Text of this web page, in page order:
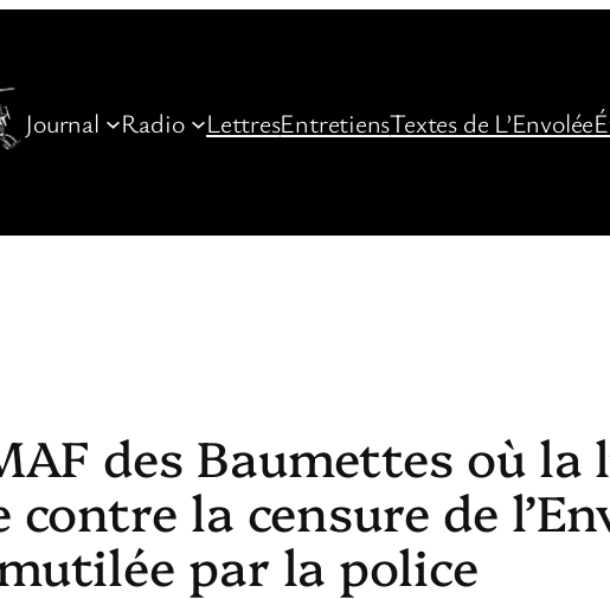
Journal Radio LettresEntretiensTextes de L’Envolée
des Baumettes où
la censure de
par la police